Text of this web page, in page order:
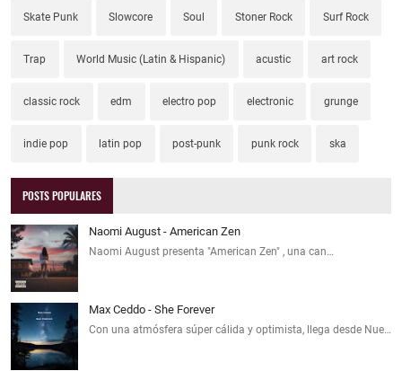
Skate Punk Slowcore Soul Stoner Rock Surf Rock
Trap World Music (Latin & Hispanic) acustic art rock
classic rock edm electro pop electronic grunge
indie pop latin pop post-punk punk rock ska
POSTS POPULARES
Naomi August - American Zen
Naomi August presenta "American Zen" , una can…
Max Ceddo - She Forever
Con una atmósfera súper cálida y optimista, llega desde Nue…